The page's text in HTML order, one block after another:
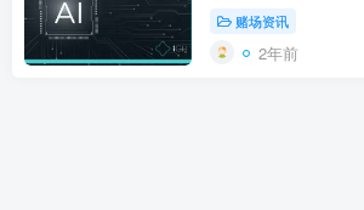
赌场资讯
2年前